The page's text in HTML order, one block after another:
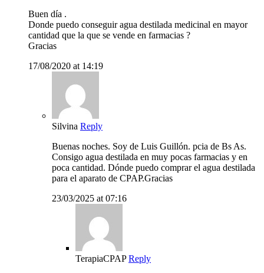
Buen día .
Donde puedo conseguir agua destilada medicinal en mayor
cantidad que la que se vende en farmacias ?
Gracias
17/08/2020 at 14:19
Silvina Reply
Buenas noches. Soy de Luis Guillón. pcia de Bs As.
Consigo agua destilada en muy pocas farmacias y en
poca cantidad. Dónde puedo comprar el agua destilada
para el aparato de CPAP.Gracias
23/03/2025 at 07:16
TerapiaCPAPReply